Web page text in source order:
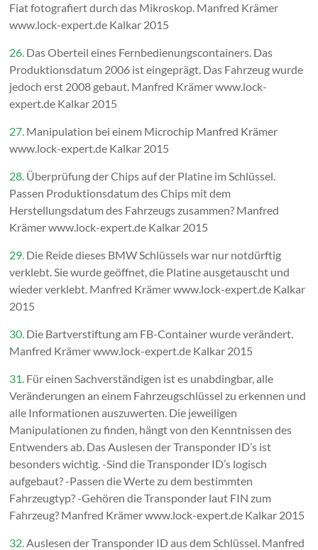
Fiat fotografiert durch das Mikroskop. Manfred Krämer
www.lock-expert.de Kalkar 2015
26. Das Oberteil eines Fernbedienungscontainers. Das
Produktionsdatum 2006 ist eingeprägt. Das Fahrzeug wurde
jedoch erst 2008 gebaut. Manfred Krämer www.lock-
expert.de Kalkar 2015
27. Manipulation bei einem Microchip Manfred Krämer
www.lock-expert.de Kalkar 2015
28. Überprüfung der Chips auf der Platine im Schlüssel.
Passen Produktionsdatum des Chips mit dem
Herstellungsdatum des Fahrzeugs zusammen? Manfred
Krämer www.lock-expert.de Kalkar 2015
29. Die Reide dieses BMW Schlüssels war nur notdürftig
verklebt. Sie wurde geöffnet, die Platine ausgetauscht und
wieder verklebt. Manfred Krämer www.lock-expert.de Kalkar
2015
30. Die Bartverstiftung am FB-Container wurde verändert.
Manfred Krämer www.lock-expert.de Kalkar 2015
31. Für einen Sachverständigen ist es unabdingbar, alle
Veränderungen an einem Fahrzeugschlüssel zu erkennen und
alle Informationen auszuwerten. Die jeweiligen
Manipulationen zu finden, hängt von den Kenntnissen des
Entwenders ab. Das Auslesen der Transponder ID’s ist
besonders wichtig. -Sind die Transponder ID’s logisch
aufgebaut? -Passen die Werte zu dem bestimmten
Fahrzeugtyp? -Gehören die Transponder laut FIN zum
Fahrzeug? Manfred Krämer www.lock-expert.de Kalkar 2015
32.Auslesen der Transponder ID aus dem Schlüssel. Manfred